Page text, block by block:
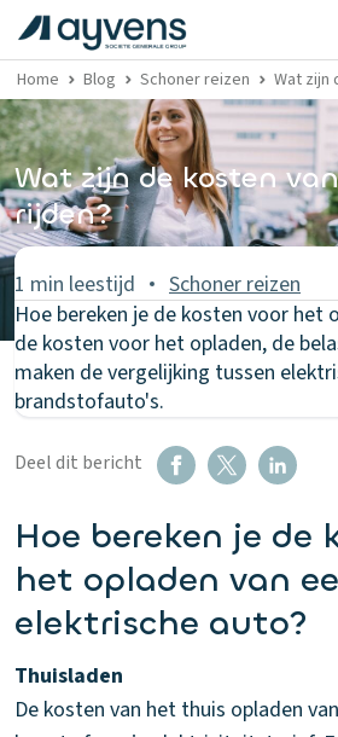
Home Blog Schoner reizen Wat zijn
Wat zijn de kosten
rijden?
1 min leestijd
Schoner reizen
Hoe bereken je de kosten voor het
de kosten voor het opladen, de
maken de vergelijking tussen
brandstofauto's.
Deel dit bericht
Hoe bereken je de
het opladen van
elektrische auto?
Thuisladen
De kosten van het thuis opladen